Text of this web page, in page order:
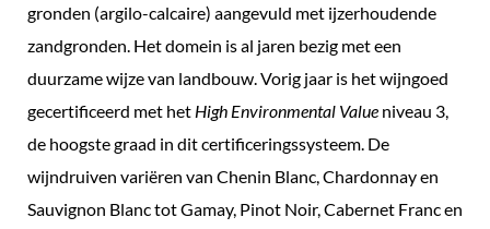
gronden (argilo-calcaire) aangevuld met ijzerhoudende
zandgronden. Het domein is al jaren bezig met een
duurzame wijze van landbouw. Vorig jaar is het wijngoed
gecertificeerd met het High Environmental Value niveau 3,
de hoogste graad in dit certificeringssysteem. De
wijndruiven variëren van Chenin Blanc, Chardonnay en
Sauvignon Blanc tot Gamay, Pinot Noir, Cabernet Franc en